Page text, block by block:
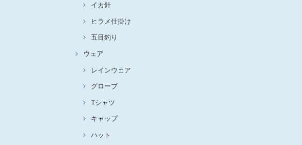
イカ針
ヒラメ仕掛け
五目釣り
ウェア
レインウェア
グローブ
Tシャツ
キャップ
ハット